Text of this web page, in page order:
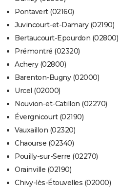
Pontavert (02160)
Juvincourt-et-Damary (02190)
Bertaucourt-Epourdon (02800)
Prémontré (02320)
Achery (02800)
Barenton-Bugny (02000)
Urcel (02000)
Nouvion-et-Catillon (02270)
Évergnicourt (02190)
Vauxaillon (02320)
Chaourse (02340)
Pouilly-sur-Serre (02270)
Orainville (02190)
Chivy-lès-Étouvelles (02000)